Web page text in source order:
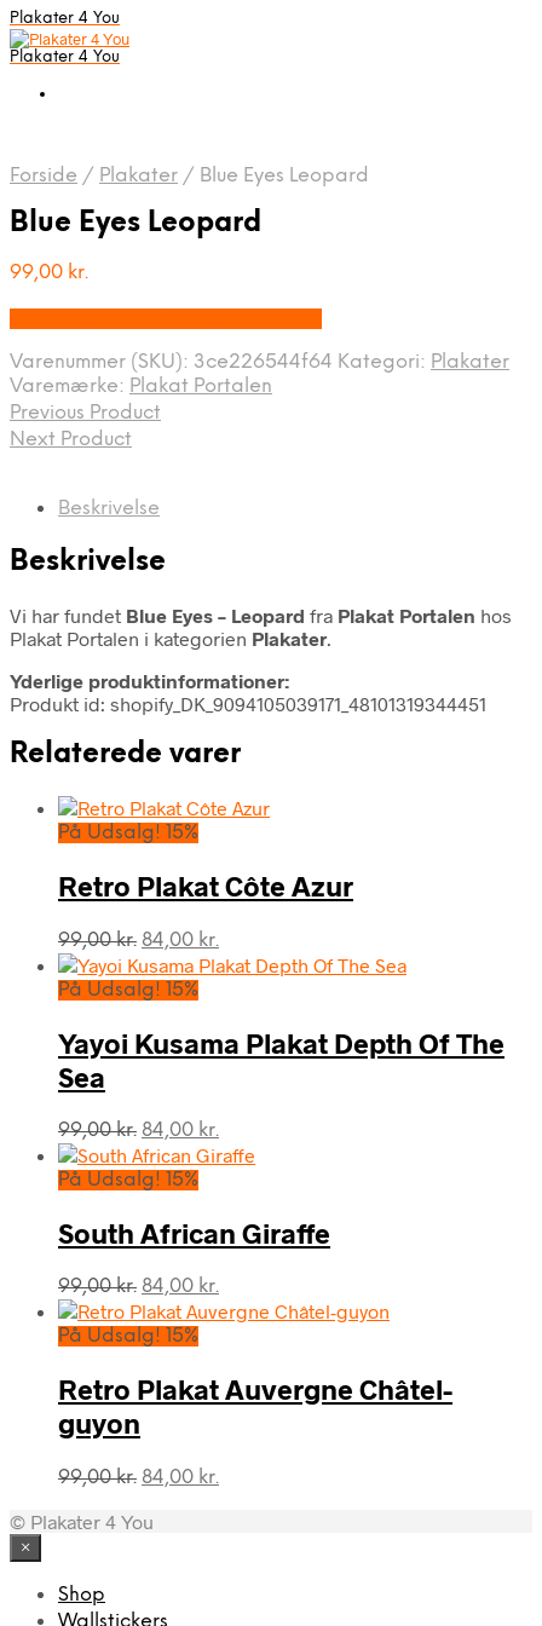
Plakater 4 You
Plakater 4 You
Forside / Plakater / Blue Eyes Leopard
Blue Eyes Leopard
99,00 kr.
Varenummer (SKU): 3ce226544f64 Kategori: Plakater
Varemærke: Plakat Portalen
Previous Product
Next Product
Beskrivelse
Beskrivelse
Vi har fundet Blue Eyes – Leopard fra Plakat Portalen hos
Plakat Portalen i kategorien Plakater.
Yderlige produktinformationer:
Produkt id: shopify_DK_9094105039171_48101319344451
Relaterede varer
På Udsalg! 15%
Retro Plakat Côte Azur
99,00kr. Den
oprindelige
pris
99,00 kr..
84,00 kr.
aktuelle
84,00 kr..
På Udsalg! 15%
Yayoi Kusama Plakat Depth Of The
Sea
99,00kr. Den
oprindelige
pris
99,00 kr..
84,00 kr.
aktuelle
84,00 kr..
På Udsalg! 15%
South African Giraffe
99,00kr. Den
oprindelige
pris
99,00 kr..
84,00 kr.
aktuelle
84,00 kr..
På Udsalg! 15%
Retro Plakat Auvergne Châtel-
guyon
99,00kr. Den
pris
84,00 kr.
© Plakater 4 You
×
Shop
Wallstickers